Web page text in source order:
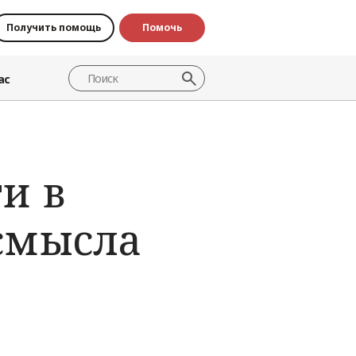
Получить помощь Помочь
в